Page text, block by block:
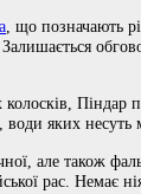
, що позначають
колосків,
води яких
але також
рас. Немає